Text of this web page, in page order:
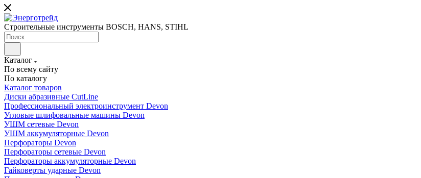
Строительные инструменты BOSCH, HANS, STIHL
Каталог
По всему сайту
По каталогу
Каталог товаров
Диски абразивные CutLine
Профессиональный электроинструмент Devon
Угловые шлифовальные машины Devon
УШМ сетевые Devon
УШМ аккумуляторные Devon
Перфораторы Devon
Перфораторы сетевые Devon
Перфораторы аккумуляторные Devon
Гайковерты ударные Devon